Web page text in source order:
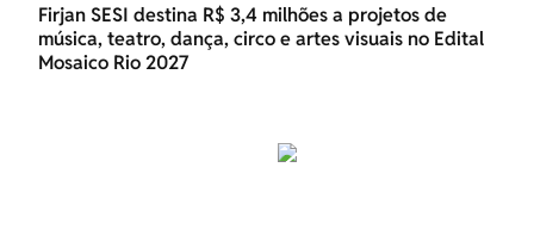
Firjan SESI destina R$ 3,4 milhões a projetos de
música, teatro, dança, circo e artes visuais no Edital
Mosaico Rio 2027